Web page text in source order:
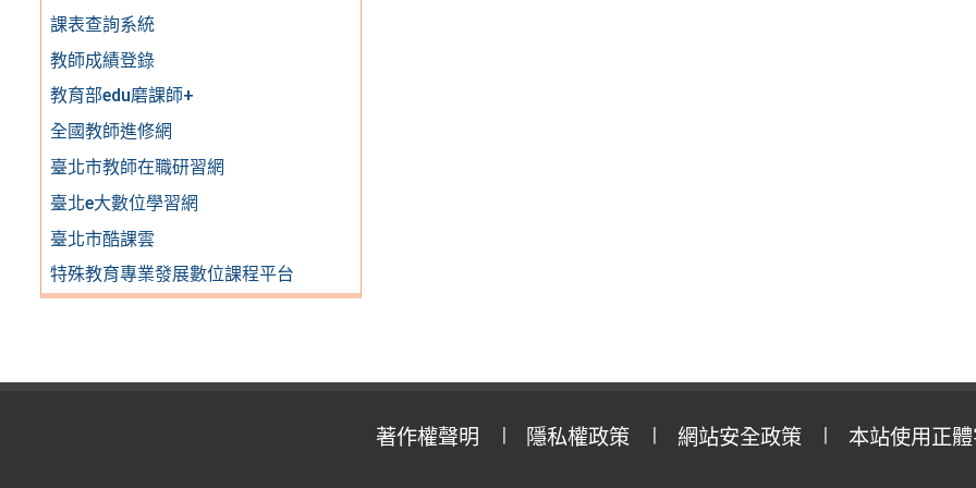
課表查詢系統
教師成績登錄
教育部edu磨課師+
全國教師進修網
臺北市教師在職研習網
臺北e大數位學習網
臺北市酷課雲
特殊教育專業發展數位課程平台
著作權聲明 隱私權政策 網站安全政策 本站使用正